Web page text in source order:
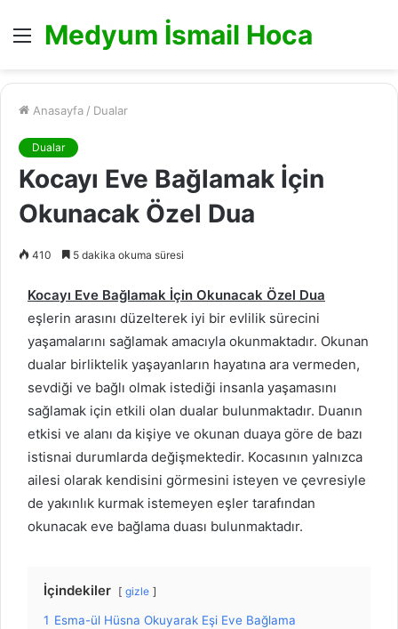
MenüMedyum İsmail Hoca
Anasayfa / Dualar
Dualar
Kocayı Eve Bağlamak İçin
Okunacak Özel Dua
410 5 dakika okuma süresi
Kocayı Eve Bağlamak İçin Okunacak Özel Dua
eşlerin arasını düzelterek iyi bir evlilik sürecini
yaşamalarını sağlamak amacıyla okunmaktadır. Okunan
dualar birliktelik yaşayanların hayatına ara vermeden,
sevdiği ve bağlı olmak istediği insanla yaşamasını
sağlamak için etkili olan dualar bulunmaktadır. Duanın
etkisi ve alanı da kişiye ve okunan duaya göre de bazı
istisnai durumlarda değişmektedir. Kocasının yalnızca
ailesi olarak kendisini görmesini isteyen ve çevresiyle
de yakınlık kurmak istemeyen eşler tarafından
okunacak eve bağlama duası bulunmaktadır.
İçindekiler gizle
1 Esma-ül Hüsna Okuyarak Eşi Eve Bağlama